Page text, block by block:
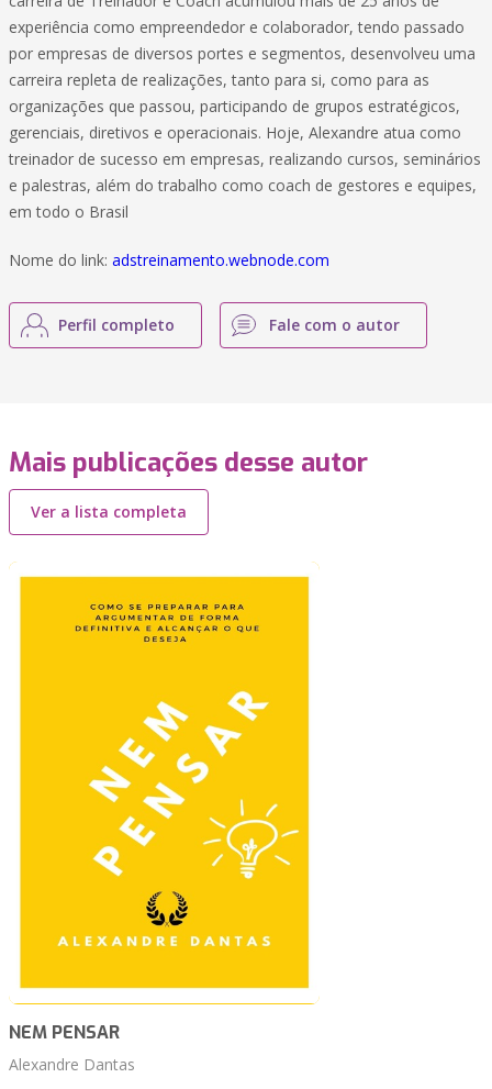
experiência como empreendedor e colaborador, tendo passado
por empresas de diversos portes e segmentos, desenvolveu uma
carreira repleta de realizações, tanto para si, como para as
organizações que passou, participando de grupos estratégicos,
gerenciais, diretivos e operacionais. Hoje, Alexandre atua como
treinador de sucesso em empresas, realizando cursos, seminários
e palestras, além do trabalho como coach de gestores e equipes,
em todo o Brasil
Nome do link: adstreinamento.webnode.com
Perfil completo Fale com o autor
Mais publicações desse autor
Ver a lista completa
NEM PENSAR
Alexandre Dantas